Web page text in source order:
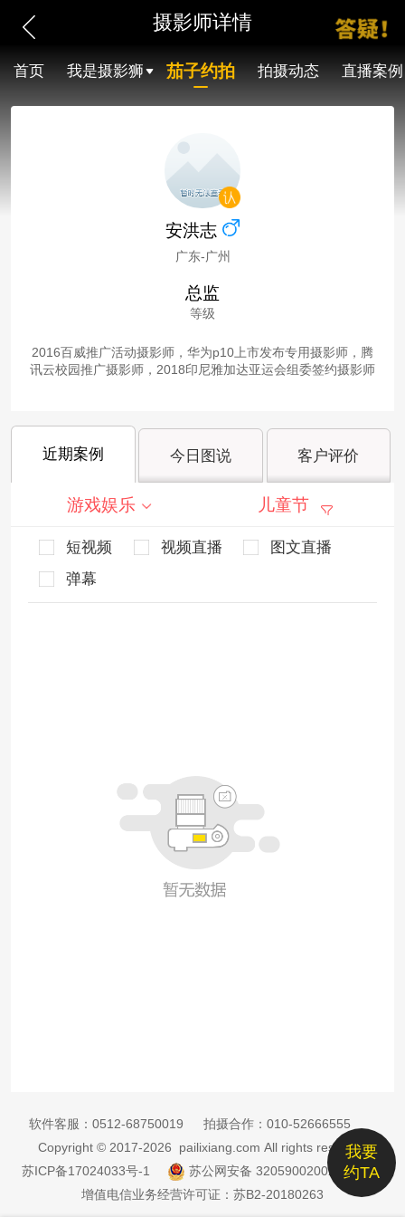
摄影师详情
首页 我是摄影狮 茄子约拍 拍摄动态 直播案例
安洪志
广东-广州
总监
等级
2016百威推广活动摄影师，华为p10上市发布专用摄影师，腾
讯云校园推广摄影师，2018印尼雅加达亚运会组委签约摄影师
近期案例 今日图说 客户评价
游戏娱乐 儿童节
短视频 视频直播
图文直播
弹幕
我要
约TA
软件客服： 0512-68750019 拍摄合作： 010-52666555
Copyright © 2017-2026 pailixiang.com All rights reserved
苏ICP备17024033号-1
苏公网安备 32059002002885号
增值电信业务经营许可证：苏B2-20180263